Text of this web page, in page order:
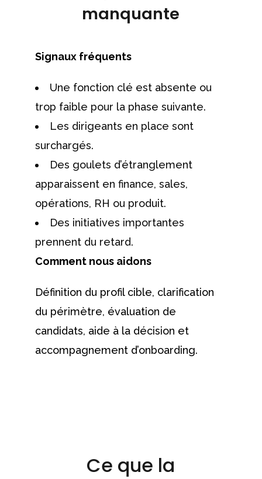
manquante
Signaux fréquents
Une fonction clé est absente ou
trop faible pour la phase suivante.
Les dirigeants en place sont
surchargés.
Des goulets d’étranglement
apparaissent en finance, sales,
opérations, RH ou produit.
Des initiatives importantes
prennent du retard.
Comment nous aidons
Définition du profil cible, clarification
du périmètre, évaluation de
candidats, aide à la décision et
accompagnement d’onboarding.
Ce que la